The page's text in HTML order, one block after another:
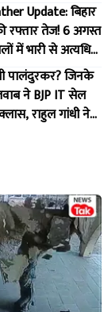
Update: बिहार
रफ्तार तेज! 6 अगस्त
में भारी से अत्यधिक
चेतावनी, जानें
हाल!
पालंदुरकर? जिनके
ने BJP IT सेल
राहुल गांधी ने